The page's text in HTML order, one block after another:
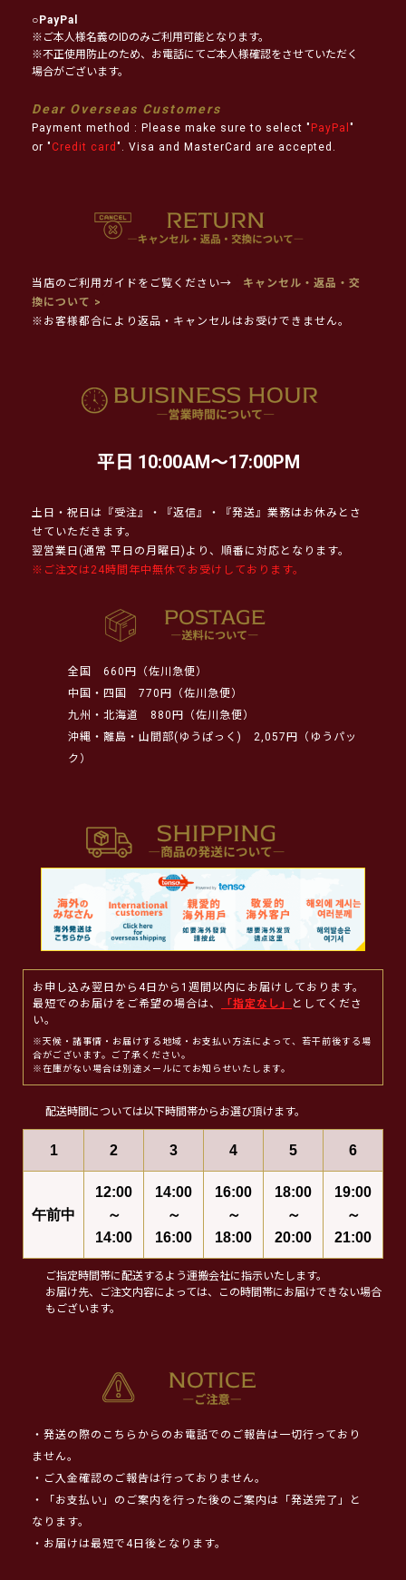
○PayPal
※ご本人様名義のIDのみご利用可能となります。
※不正使用防止のため、お電話にてご本人様確認をさせていただく
場合がございます。
Dear Overseas Customers
Payment method : Please make sure to select " PayPal "
or " Credit card ". Visa and MasterCard are accepted.
当店のご利用ガイドをご覧ください→
キャンセル・返品・交
換について >
※お客様都合により返品・キャンセルはお受けできません。
平日 10:00AM～17:00PM
土日・祝日は『受注』・『返信』・『発送』業務はお休みとさ
せていただきます。
翌営業日(通常 平日の月曜日)より、順番に対応となります。
※ご注文は24時間年中無休でお受けしております。
全国
660円（佐川急便）
中国・四国
770円（佐川急便）
九州・北海道
880円（佐川急便）
沖縄・離島・山間部(ゆうぱっく)
2,057円（ゆうパッ
ク）
お申し込み翌日から4日から1週間以内にお届けしております。
最短でのお届けをご希望の場合は、
「指定なし」
としてくださ
い。
※天候・諸事情・お届けする地域・お支払い方法によって、若干前後する場
合がございます。ご了承ください。
※在庫がない場合は別途メールにてお知らせいたします。
配送時間については以下時間帯からお選び頂けます。
1 2 3 4 5 6
午前中
12:00
～
14:00
14:00
～
16:00
16:00
～
18:00
18:00
～
20:00
19:00
～
21:00
ご指定時間帯に配送するよう運搬会社に指示いたします。
お届け先、ご注文内容によっては、この時間帯にお届けできない場合
もございます。
・発送の際のこちらからのお電話でのご報告は一切行っており
ません。
・ご入金確認のご報告は行っておりません。
・「お支払い」のご案内を行った後のご案内は「発送完了」と
なります。
・お届けは最短で4日後となります。